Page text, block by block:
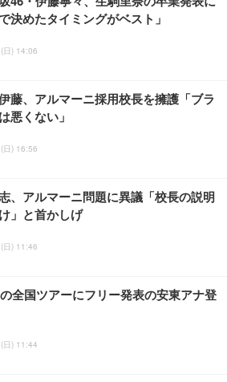
決めたタイミングがベスト」
日) 14:06
藤、アルマーニ採用校長を擁護「ブラ
悪くない」
日) 16:56
、アルマーニ問題に異議「校長の説明
」と首かしげ
日) 11:46
全国ツアーにフリー発表の安東アナ登
日) 11:44